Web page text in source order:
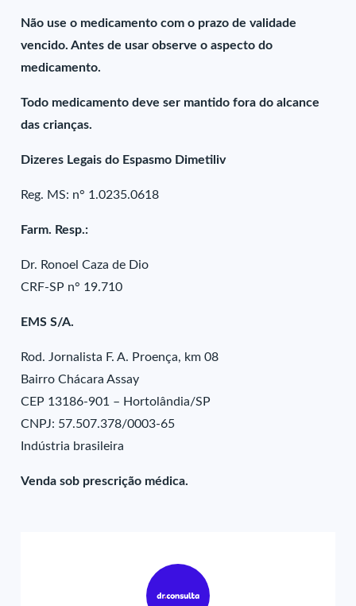
Não use o medicamento com o prazo de validade
vencido. Antes de usar observe o aspecto do
medicamento.
Todo medicamento deve ser mantido fora do alcance
das crianças.
Dizeres Legais do Espasmo Dimetiliv
Reg. MS: n° 1.0235.0618
Farm. Resp.:
Dr. Ronoel Caza de Dio
CRF-SP n° 19.710
EMS S/A.
Rod. Jornalista F. A. Proença, km 08
Bairro Chácara Assay
CEP 13186-901 – Hortolândia/SP
CNPJ: 57.507.378/0003-65
Indústria brasileira
Venda sob prescrição médica.